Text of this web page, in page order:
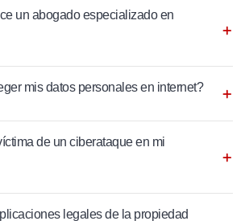
un abogado especializado en
mis datos personales en internet?
de un ciberataque en mi
legales de la propiedad